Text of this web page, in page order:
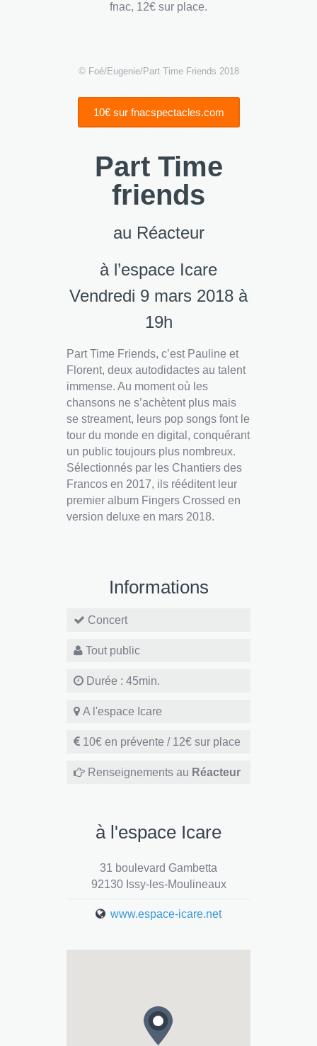
fnac, 12€ sur place.
© Foé/Eugenie/Part Time Friends 2018
10€ sur fnacspectacles.com
Part Time
friends
au Réacteur
à l’espace Icare
Vendredi 9 mars 2018 à
19h
Part Time Friends, c’est Pauline et
Florent, deux autodidactes au talent
immense. Au moment où les
chansons ne s’achètent plus mais
se streament, leurs pop songs font le
tour du monde en digital, conquérant
un public toujours plus nombreux.
Sélectionnés par les Chantiers des
Francos en 2017, ils rééditent leur
premier album Fingers Crossed en
version deluxe en mars 2018.
Informations
Concert
Tout public
Durée : 45min.
A l'espace Icare
10€ en prévente / 12€ sur place
Renseignements au Réacteur
à l'espace Icare
31 boulevard Gambetta
92130 Issy-les-Moulineaux
www.espace-icare.net